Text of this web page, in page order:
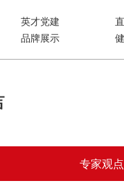
英才党建
品牌展示
专家观点